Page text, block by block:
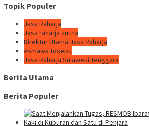
Topik Populer
Jasa Raharja
Jasa raharja sultra
Direktur Utama Jasa Raharja
Asmawa tosepu
Jasa Raharja Sulawesi Tenggara
Berita Utama
Berita Populer